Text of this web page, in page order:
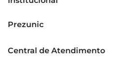
Grupo Cencosud
Política de Privacidade
Prezunic
Código de Ética
Central de Atendimento